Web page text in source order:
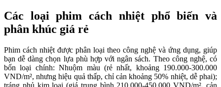
Các loại phim cách nhiệt phổ biến và
phân khúc giá rẻ
Phim cách nhiệt được phân loại theo công nghệ và ứng dụng, giúp
bạn dễ dàng chọn lựa phù hợp với ngân sách. Theo công nghệ, có
bốn loại chính: Nhuộm màu (rẻ nhất, khoảng 190.000-300.000
VND/m², nhưng hiệu quả thấp, chỉ cản khoảng 50% nhiệt, dễ phai);